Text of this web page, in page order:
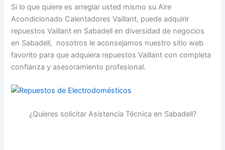
Si lo que quiere es arreglar usted mismo su Aire
Acondicionado Calentadores Vaillant, puede adquirir
repuestos Vaillant en Sabadell en diversidad de negocios
en Sabadell, nosotros le aconsejamos nuestro sitio web
favorito para que adquiera repuestos Vaillant con completa
confianza y asesoramiento profesional.
¿Quieres solicitar Asistencia Técnica en Sabadell?